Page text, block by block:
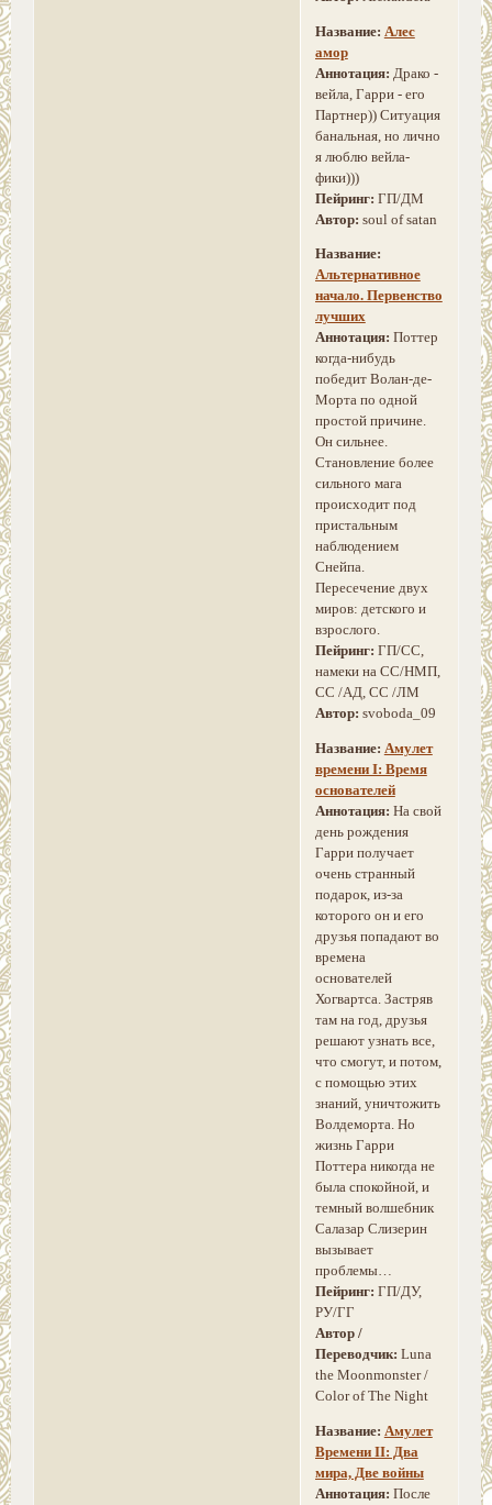
Название: Алес
амор
Аннотация: Драко -
вейла, Гарри - его
Партнер)) Ситуация
банальная, но лично
я люблю вейла-
фики)))
Пейринг: ГП/ДМ
Автор: soul of satan
Название:
Альтернативное
начало. Первенство
лучших
Аннотация: Поттер
когда-нибудь
победит Волан-де-
Морта по одной
простой причине.
Он сильнее.
Становление более
сильного мага
происходит под
пристальным
наблюдением
Снейпа.
Пересечение двух
миров: детского и
взрослого.
Пейринг: ГП/СС,
намеки на СС/НМП,
СС /АД, СС /ЛМ
Автор: svoboda_09
Название: Амулет
времени I: Время
основателей
Аннотация: На свой
день рождения
Гарри получает
очень странный
подарок, из-за
которого он и его
друзья попадают во
времена
основателей
Хогвартса. Застряв
там на год, друзья
решают узнать все,
что смогут, и потом,
с помощью этих
знаний, уничтожить
Волдеморта. Но
жизнь Гарри
Поттера никогда не
была спокойной, и
темный волшебник
Салазар Слизерин
вызывает
проблемы…
Пейринг: ГП/ДУ,
РУ/ГГ
Автор /
Переводчик: Luna
the Moonmonster /
Color of The Night
Название: Амулет
Времени II: Два
мира, Две войны
Аннотация: После